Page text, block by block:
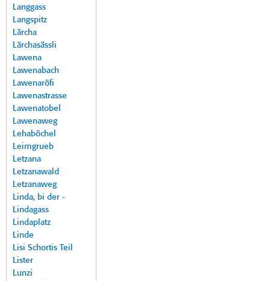
Langgass
Langspitz
Lärcha
Lärchasässli
Lawena
Lawenabach
Lawenaröfi
Lawenastrasse
Lawenatobel
Lawenaweg
Lehaböchel
Leimgrueb
Letzana
Letzanawald
Letzanaweg
Linda, bi der -
Lindagass
Lindaplatz
Linde
Lisi Schortis Teil
Lister
Lunzi